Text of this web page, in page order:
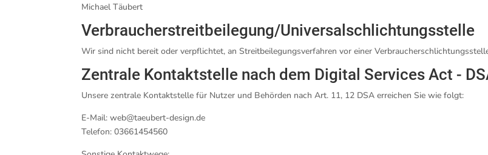
Michael Täubert
Verbraucher­streit­beilegung/Universal­schlichtungs­stelle
Wir sind nicht bereit oder verpflichtet, an Streitbeilegungsverfahren vor einer
Zentrale Kontaktstelle nach dem Digital Services Act -
Unsere zentrale Kontaktstelle für Nutzer und Behörden nach Art. 11, 12 DSA erreichen Sie wie folgt:
E-Mail: web@taeubert-design.de
Telefon: 03661454560